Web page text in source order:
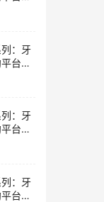
：牙
台打
新手
：牙
台落
未知
：牙
台的